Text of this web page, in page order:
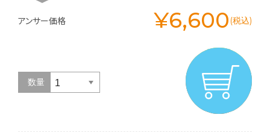
アンサー価格 ¥6,600 (税込)
数量